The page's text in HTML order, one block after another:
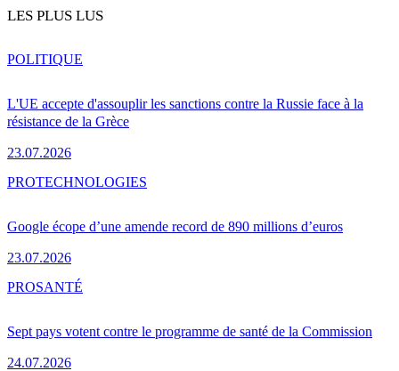
LES PLUS LUS
L'UE accepte d'assouplir les sanctions contre la Russie face à la
résistance de la Grèce
23.07.2026
POLITIQUE
Google écope d’une amende record de 890 millions d’euros
23.07.2026
PROTECHNOLOGIES
Sept pays votent contre le programme de santé de la Commission
24.07.2026
PROSANTÉ